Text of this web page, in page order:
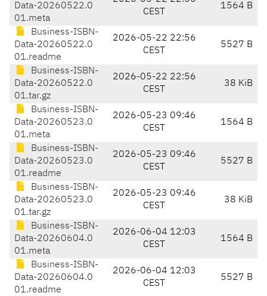
Data-20260522.0
01.meta
CEST
1564 B
Business-ISBN-
Data-20260522.0
01.readme
2026-05-22 22:56
CEST
5527 B
Business-ISBN-
Data-20260522.0
01.tar.gz
2026-05-22 22:56
CEST
38 KiB
Business-ISBN-
Data-20260523.0
01.meta
2026-05-23 09:46
CEST
1564 B
Business-ISBN-
Data-20260523.0
01.readme
2026-05-23 09:46
CEST
5527 B
Business-ISBN-
Data-20260523.0
01.tar.gz
2026-05-23 09:46
CEST
38 KiB
Business-ISBN-
Data-20260604.0
01.meta
2026-06-04 12:03
CEST
1564 B
Business-ISBN-
Data-20260604.0
01.readme
2026-06-04 12:03
CEST
5527 B